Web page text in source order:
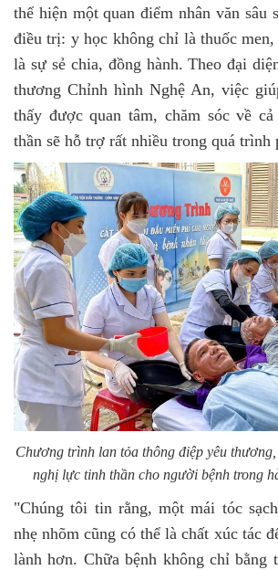
thể hiện một quan điểm nhân văn sâu
điều trị: y học không chỉ là thuốc men,
là sự sẻ chia, đồng hành. Theo đại
thương Chỉnh hình Nghệ An, việc
thấy được quan tâm, chăm sóc về
thần sẽ hỗ trợ rất nhiều trong quá trình
Chương trình lan tỏa thông điệp yêu thương,
nghị lực tinh thần cho người bệnh trong
"Chúng tôi tin rằng, một mái tóc
nhẹ nhõm cũng có thể là chất xúc tác
lành hơn. Chữa bệnh không chỉ bằng